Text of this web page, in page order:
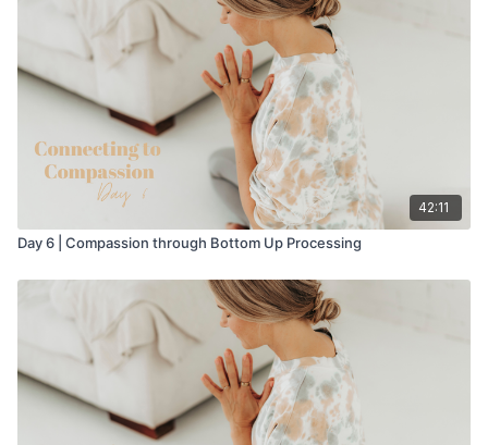
42:11
Day 6 | Compassion through Bottom Up Processing